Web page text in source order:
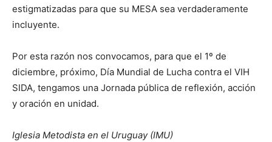
estigmatizadas para que su MESA sea verdaderamente
incluyente.
Por esta razón nos convocamos, para que el 1º de
diciembre, próximo, Día Mundial de Lucha contra el VIH
SIDA, tengamos una Jornada pública de reflexión, acción
y oración en unidad.
Iglesia Metodista en el Uruguay (IMU)